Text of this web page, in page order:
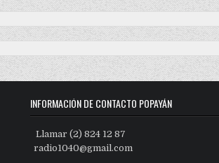
INFORMACIÓN DE CONTACTO POPAYÁN
Llamar (2) 824 12 87
radio1040@gmail.com